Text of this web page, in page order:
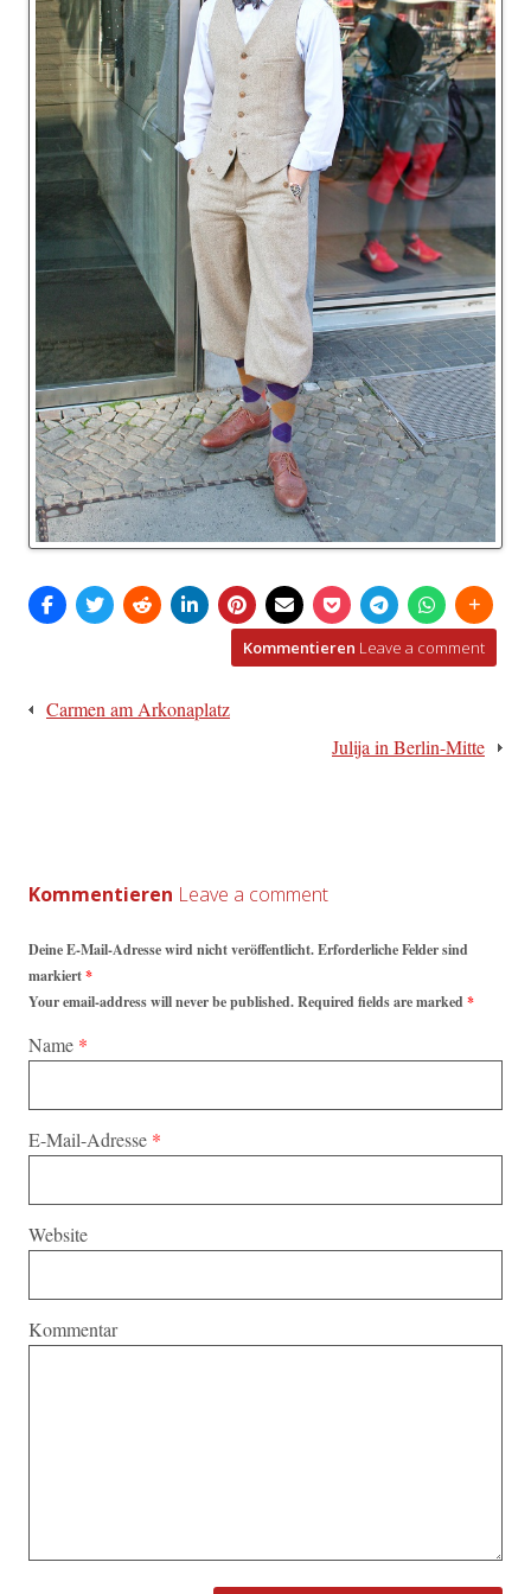
Kommentieren Leave a comment
Beitragsnavigation
Carmen am Arkonaplatz
Julija in Berlin-Mitte
Kommentieren
Deine E-Mail-Adresse wird nicht veröffentlicht. Erforderliche Felder sind
markiert*
Your email-address will never be published. Required fields are marked*
Name *
E-Mail-Adresse *
Website
Kommentar